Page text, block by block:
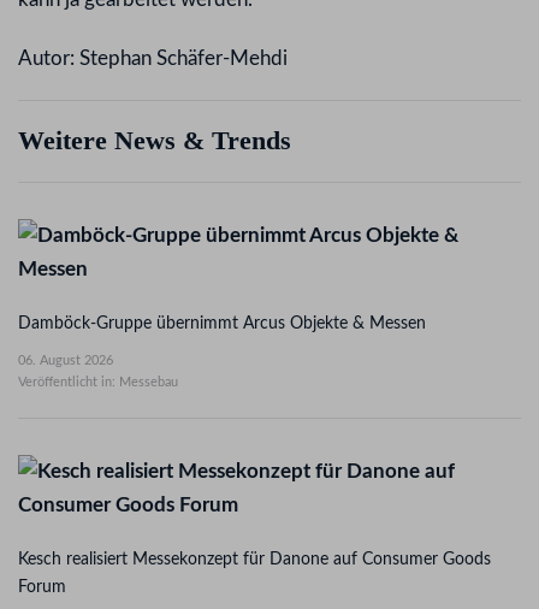
Autor: Stephan Schäfer-Mehdi
Weitere News & Trends
Damböck-Gruppe übernimmt Arcus Objekte & Messen
06. August 2026
Veröffentlicht in: Messebau
Kesch realisiert Messekonzept für Danone auf Consumer Goods
Forum